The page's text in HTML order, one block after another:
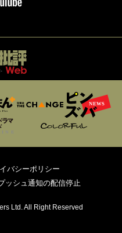
バシーポリシー
ッシュ通知の配信停止
Ltd. All Right Reserved